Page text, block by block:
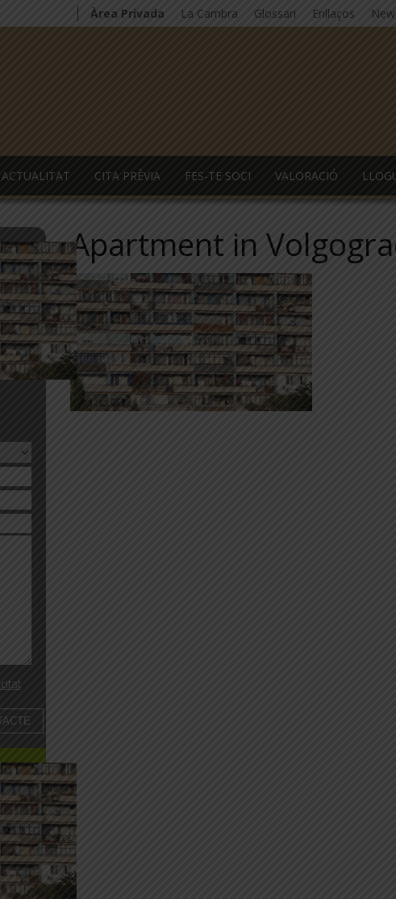
Àrea Privada La Cambra Glossari Enllaços
ACTUALITAT CITA PRÈVIA FES-TE SOCI VALORACIÓ
Apartment in